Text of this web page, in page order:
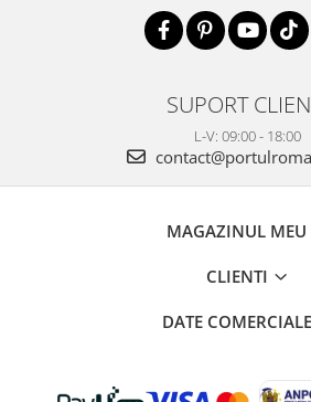
SUPORT
L-V: 09:00 - 18:00
MAGAZINUL MEU
CLIENTI
DATE COMERCIALE